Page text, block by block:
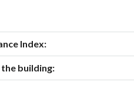
Index:
building: